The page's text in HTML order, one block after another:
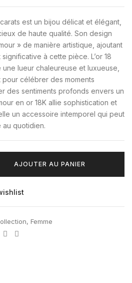
est :
MAD
est un bijou délicat et élégant,
de haute qualité. Son design
» de manière artistique, ajoutant
à cette pièce. L’or 18
lueur chaleureuse et luxueuse,
célébrer des moments
des sentiments profonds envers un
en or 18K allie sophistication et
un accessoire intemporel qui peut
quotidien.
AJOUTER AU PANIER
, Femme